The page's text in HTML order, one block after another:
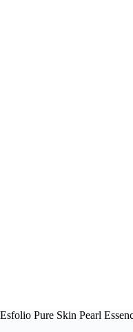
Esfolio Pure Skin Pearl